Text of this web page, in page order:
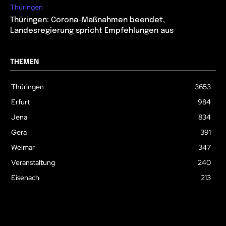
Thüringen
Thüringen: Corona-Maßnahmen beendet,
Landesregierung spricht Empfehlungen aus
THEMEN
Thüringen
3653
Erfurt
984
Jena
834
Gera
391
Weimar
347
Veranstaltung
240
Eisenach
213